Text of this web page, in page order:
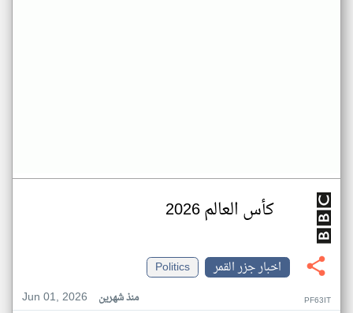
كأس العالم 2026
اخبار جزر القمر
Politics
Jun 01, 2026
منذ شهرين PF63IT